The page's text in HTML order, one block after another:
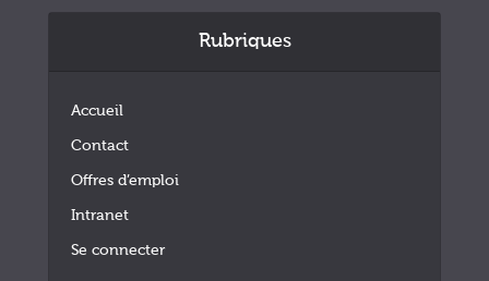
Rubriques
Accueil
Contact
Offres d’emploi
Intranet
Se connecter